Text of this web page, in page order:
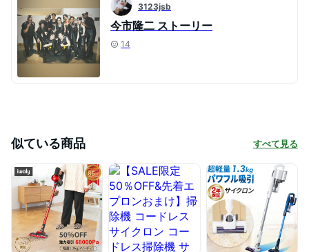
3123jsb
今市隆二 ストーリー
14
似ている商品 すべて見る